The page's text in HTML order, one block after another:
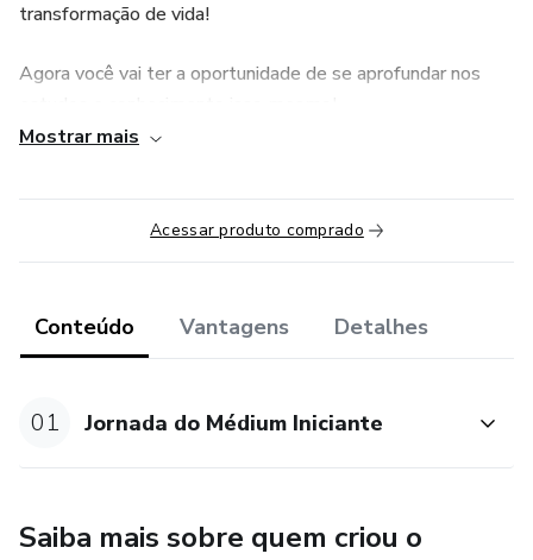
transformação de vida!
Agora você vai ter a oportunidade de se aprofundar nos
conteúdo mais profundo sobre sua mediunidade e sobre a
Garanta agora e continue sua evolução…….
Mostrar mais
Acessar produto comprado
Conteúdo Vantagens Detalhes
01 Jornada do Médium Iniciante
Saiba mais sobre quem criou o